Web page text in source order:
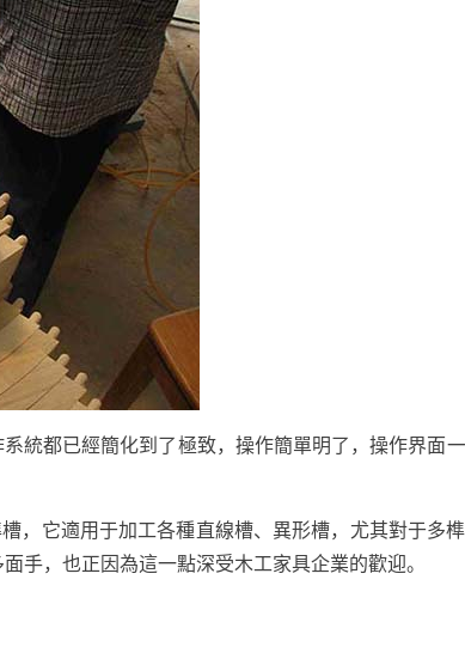
統都已經簡化到了極致，操作簡單明了，操作界面
，它適用于加工各種直線槽、異形槽，尤其對于多
手，也正因為這一點深受木工家具企業的歡迎。